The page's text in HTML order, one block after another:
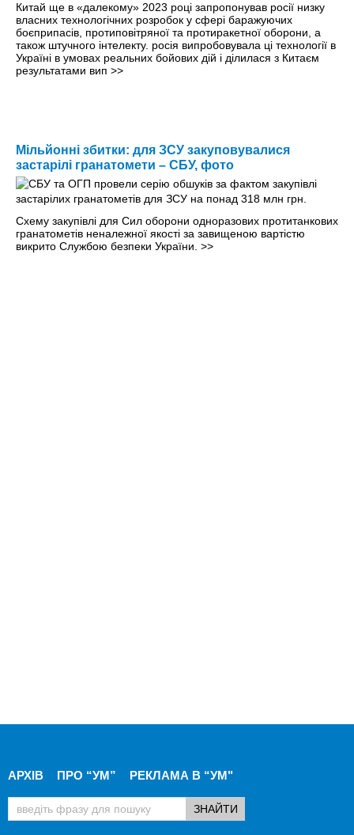
Китай ще в «далекому» 2023 році запропонував росії низку
власних технологічних розробок у сфері баражуючих
боєприпасів, протиповітряної та протиракетної оборони, а
також штучного інтелекту. росія випробовувала ці технології в
Україні в умовах реальних бойових дій і ділилася з Китаєм
результатами вип >>
Мільйонні збитки: для ЗСУ закуповувалися
застарілі гранатомети – СБУ, фото
Схему закупівлі для Сил оборони одноразових протитанкових
гранатометів неналежної якості за завищеною вартістю
викрито Службою безпеки України. >>
АРХІВ ПРО “УМ” РЕКЛАМА В “УМ"